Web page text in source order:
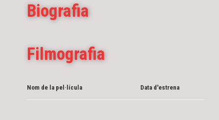
Biografia
Filmografia
Nom de la pel·lícula Data d'estrena